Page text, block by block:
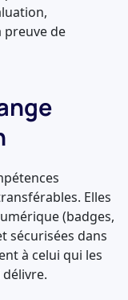
preuve de
Elles
(badges,
sécurisées dans
à celui qui les